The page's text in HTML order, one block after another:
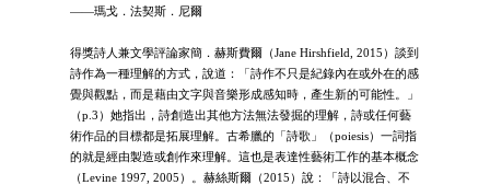
——瑪戈．法契斯．尼爾
得獎詩人兼文學評論家簡．赫斯費爾（Jane Hirshfield, 2015）談到
詩作為一種理解的方式，說道：「詩作不只是紀錄內在或外在的感
覺與觀點，而是藉由文字與音樂形成感知時，產生新的可能性。」
（p.3）她指出，詩創造出其他方法無法發掘的理解，詩或任何藝
術作品的目標都是拓展理解。古希臘的「詩歌」（poiesis）一詞指
的就是經由製造或創作來理解。這也是表達性藝術工作的基本概念
（Levine 1997, 2005）。赫絲斯爾（2015）說：「詩以混合、不